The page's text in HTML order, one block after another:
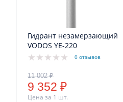
Гидрант незамерзающий
VODOS YE-220
0 отзывов
9 352 ₽
Цена за 1 шт.